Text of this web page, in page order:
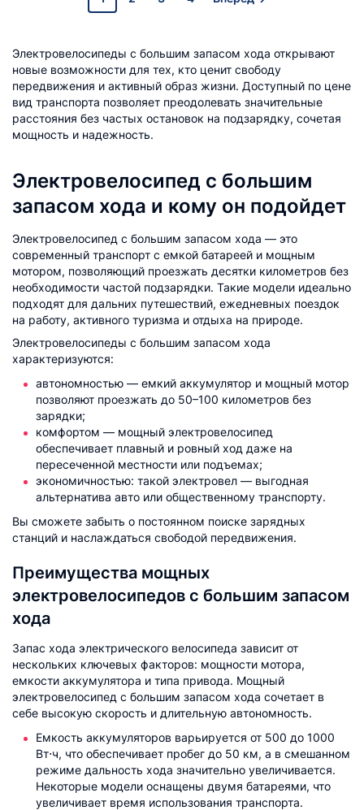
Электровелосипеды с большим запасом хода открывают
новые возможности для тех, кто ценит свободу
передвижения и активный образ жизни. Доступный по цене
вид транспорта позволяет преодолевать значительные
расстояния без частых остановок на подзарядку, сочетая
мощность и надежность.
Электровелосипед с большим
запасом хода и кому он подойдет
Электровелосипед с большим запасом хода — это
современный транспорт с емкой батареей и мощным
мотором, позволяющий проезжать десятки километров без
необходимости частой подзарядки. Такие модели идеально
подходят для дальних путешествий, ежедневных поездок
на работу, активного туризма и отдыха на природе.
Электровелосипеды с большим запасом хода
характеризуются:
автономностью — емкий аккумулятор и мощный мотор
позволяют проезжать до 50–100 километров без
зарядки;
комфортом — мощный электровелосипед
обеспечивает плавный и ровный ход даже на
пересеченной местности или подъемах;
экономичностью: такой электровел — выгодная
альтернатива авто или общественному транспорту.
Вы сможете забыть о постоянном поиске зарядных
станций и наслаждаться свободой передвижения.
Преимущества мощных
электровелосипедов с большим запасом
хода
Запас хода электрического велосипеда зависит от
нескольких ключевых факторов: мощности мотора,
емкости аккумулятора и типа привода. Мощный
электровелосипед с большим запасом хода сочетает в
себе высокую скорость и длительную автономность.
Емкость аккумуляторов варьируется от 500 до 1000
Вт⋅ч, что обеспечивает пробег до 50 км, а в смешанном
режиме дальность хода значительно увеличивается.
Некоторые модели оснащены двумя батареями, что
увеличивает время использования транспорта.